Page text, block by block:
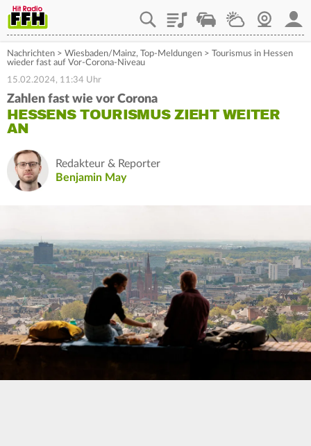
PlaylistStaupilotWetterWebcam
Nachrichten > Wiesbaden/Mainz, Top-Meldungen > Tourismus in Hessen
wieder fast auf Vor-Corona-Niveau
15.02.2024, 11:34 Uhr
Zahlen fast wie vor Corona
HESSENS TOURISMUS ZIEHT WEITER
AN
Redakteur & Reporter
Benjamin May